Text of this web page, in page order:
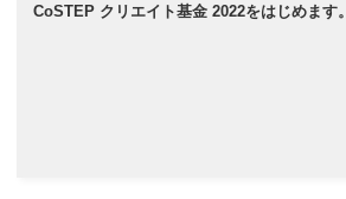
CoSTEP クリエイト基金 2022をはじめます。